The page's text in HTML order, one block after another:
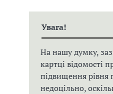
Увага!
На нашу думку,
картці відомості
підвищення рівня
недоцільно,